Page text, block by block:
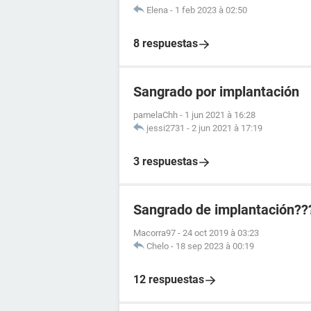
Elena - 1 feb 2023 à 02:50
8 respuestas
Sangrado por implantación
pamelaChh - 1 jun 2021 à 16:28
jessi2731 - 2 jun 2021 à 17:19
3 respuestas
Sangrado de
Macorra97 - 24 oct 2019 à 03:23
Chelo - 18 sep 2023 à 00:19
12 respuestas